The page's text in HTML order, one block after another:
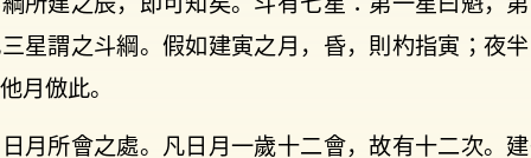
星謂之斗綱。假如建寅之月，昏，則杓指寅；夜
月倣此。
月所會之處。凡日月一歲十二會，故有十二次。